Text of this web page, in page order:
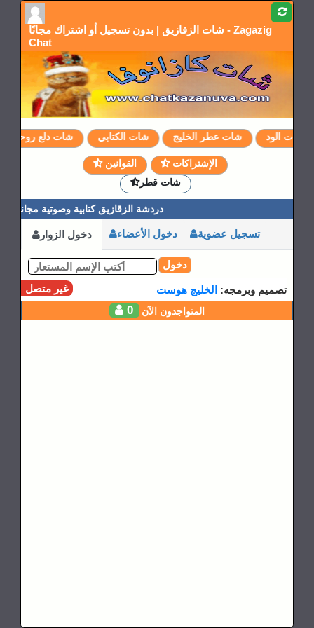
شات الزقازيق | بدون تسجيل أو اشتراك مجانًا - Zagazig
Chat
شات دلع روحي شات الكتابي شات عطر الخليج شات الود
القوانين
الإشتراكات
شات قطر
دردشة الزقازيق كتابية وصوتية مجانية
دخول الزوار دخول الأعضاء تسجيل عضوية
دخول
غير متصل
تصميم وبرمجه: الخليج هوست
0 المتواجدون الآن